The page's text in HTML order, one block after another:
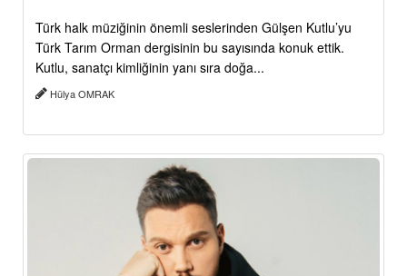
Türk halk müziğinin önemli seslerinden Gülşen Kutlu’yu
Türk Tarım Orman dergisinin bu sayısında konuk ettik.
Kutlu, sanatçı kimliğinin yanı sıra doğa...
Hülya OMRAK